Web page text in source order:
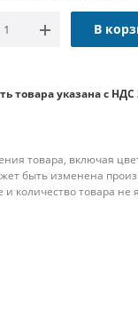
В
товара указана с НДС
товара, включая
быть изменена
и количество товара не